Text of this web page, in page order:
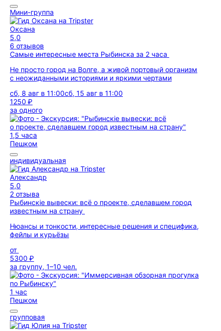
Мини-группа
Оксана
5,0
6 отзывов
Самые интересные места Рыбинска за 2 часа
Не просто город на Волге, а живой портовый организм
с неожиданными историями и яркими чертами
сб, 8 авг в 11:00сб, 15 авг в 11:00
1250 ₽
за одного
1,5 часа
Пешком
индивидуальная
Александр
5,0
2 отзыва
Рыбинскiе вывески: всё о проекте, сделавшем город
известным на страну
Нюансы и тонкости, интересные решения и специфика,
фейлы и курьёзы
от
5300 ₽
за группу, 1–10 чел.
1 час
Пешком
групповая